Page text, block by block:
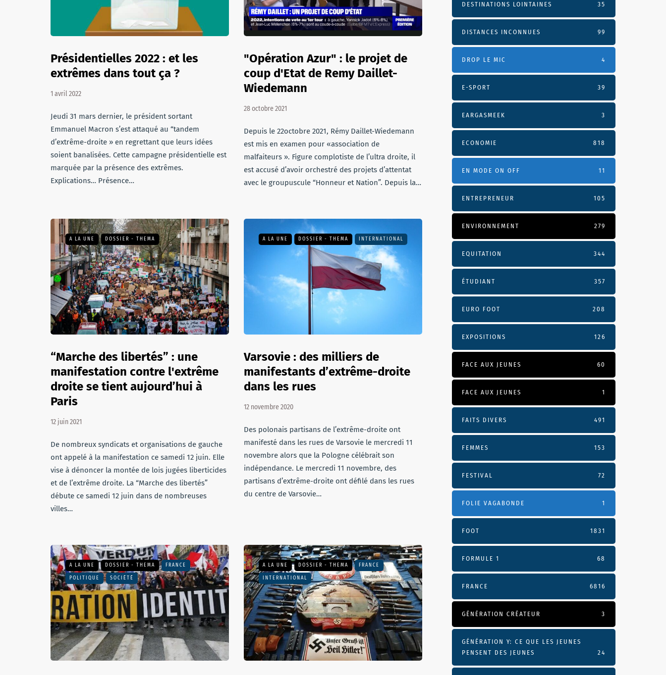
Présidentielles 2022 : et les
extrêmes dans tout ça ?
1 avril 2022
Jeudi 31 mars dernier, le président sortant
Emmanuel Macron s’est attaqué au “tandem
d’extrême-droite » en regrettant que leurs idées
soient banalisées. Cette campagne présidentielle est
marquée par la présence des extrêmes.
Explications… Présence…
"Opération Azur" : le projet de
coup d'Etat de Remy Daillet-
Wiedemann
28 octobre 2021
Depuis le 22octobre 2021, Rémy Daillet-Wiedemann
est mis en examen pour «association de
malfaiteurs ». Figure complotiste de l’ultra droite, il
est accusé d’avoir orchestré des projets d’attentat
avec le groupuscule “Honneur et Nation”. Depuis la…
A LA UNE DOSSIER - THEMA
“Marche des libertés” : une
manifestation contre l'extrême
droite se tient aujourd’hui à
Paris
12 juin 2021
De nombreux syndicats et organisations de gauche
ont appelé à la manifestation ce samedi 12 juin. Elle
vise à dénoncer la montée de lois jugées liberticides
et de l’extrême droite. La “Marche des libertés”
débute ce samedi 12 juin dans de nombreuses
villes…
A LA UNE DOSSIER - THEMA INTERNATIONAL
Varsovie : des milliers de
manifestants d’extrême-droite
dans les rues
12 novembre 2020
Des polonais partisans de l’extrême-droite ont
manifesté dans les rues de Varsovie le mercredi 11
novembre alors que la Pologne célébrait son
indépendance. Le mercredi 11 novembre, des
partisans d’extrême-droite ont défilé dans les rues
du centre de Varsovie…
A LA UNE DOSSIER - THEMA FRANCE
POLITIQUE SOCIÉTÉ
A LA UNE DOSSIER - THEMA FRANCE
INTERNATIONAL
DESTINATIONS LOINTAINES 35
DISTANCES INCONNUES 99
DROP LE MIC 4
E-SPORT 39
EARGASMEEK 3
ECONOMIE 818
EN MODE ON OFF 11
ENTREPRENEUR 105
ENVIRONNEMENT 279
EQUITATION 344
ÉTUDIANT 357
EURO FOOT 208
EXPOSITIONS 126
FACE AUX JEUNES 60
FACE AUX JEUNES 1
FAITS DIVERS 491
FEMMES 153
FESTIVAL 72
FOLIE VAGABONDE 1
FOOT 1831
FORMULE 1 68
FRANCE 6816
GÉNÉRATION CRÉATEUR 3
GÉNÉRATION Y: CE QUE LES JEUNES
PENSENT DES JEUNES
24